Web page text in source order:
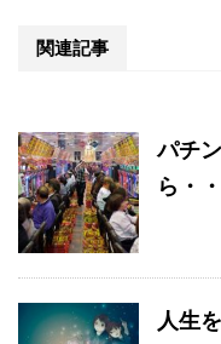
関連記事
パチ
ら・
人生